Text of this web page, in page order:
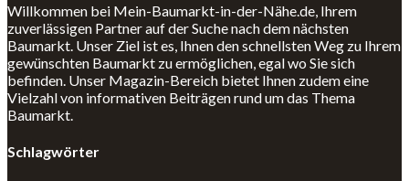
Willkommen bei Mein-Baumarkt-in-der-Nähe.de, Ihrem
zuverlässigen Partner auf der Suche nach dem nächsten
Baumarkt. Unser Ziel ist es, Ihnen den schnellsten Weg zu Ihrem
gewünschten Baumarkt zu ermöglichen, egal wo Sie sich
befinden. Unser Magazin-Bereich bietet Ihnen zudem eine
Vielzahl von informativen Beiträgen rund um das Thema
Baumarkt.
Schlagwörter